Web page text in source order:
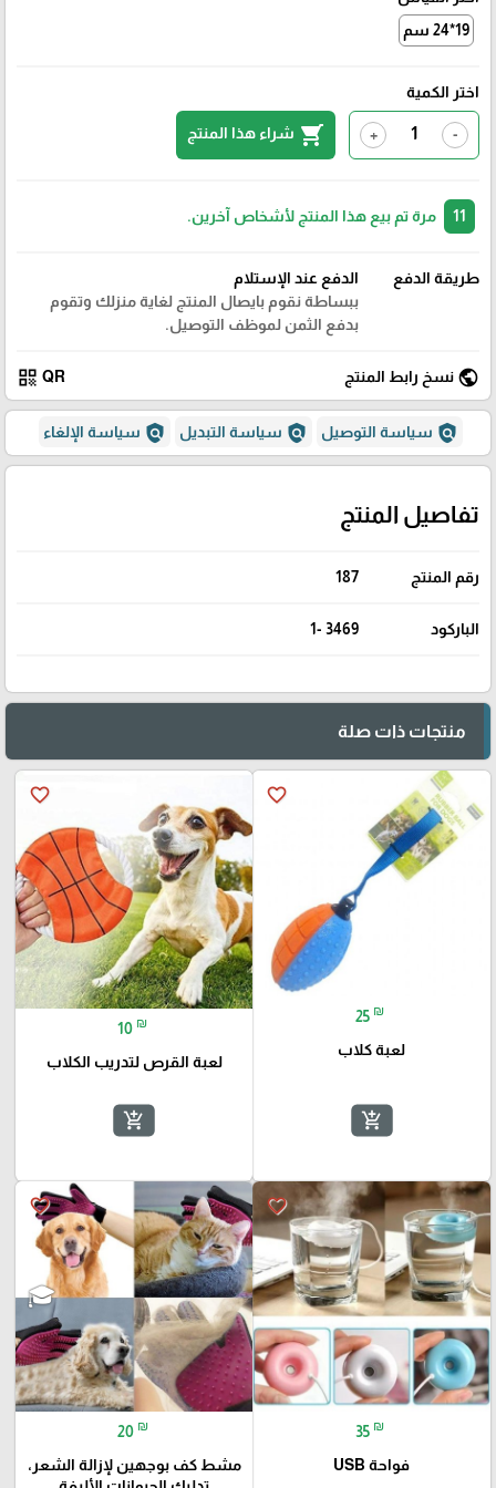
19*24 سم
اختر الكمية
-
+
shopping_cart شراء هذا المنتج
مرة تم بيع هذا المنتج لأشخاص آخرين.
طريقة الدفع
الدفع عند الإستلام
ببساطة نقوم بايصال المنتج لغاية منزلك وتقوم
بدفع الثمن لموظف التوصيل.
public نسخ رابط المنتج QR
qr_code
policy سياسة التوصيل policy سياسة التبديل policy سياسة الإلغاء
تفاصيل المنتج
رقم المنتج 187
الباركود 3469 -1
منتجات ذات صلة
favorite_border
25 ₪
لعبة كلاب
add_shopping_cart
favorite_border
10 ₪
لعبة القرص لتدريب الكلاب
add_shopping_cart
favorite_border
35 ₪
فواحة USB
favorite_border
20 ₪
مشط كف بوجهين لإزالة الشعر،